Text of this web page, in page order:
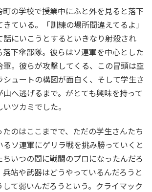
の学校で授業中にふと外を見ると落下
ている。「訓練の場所間違えてるよ」
話にいこうとするといきなり射殺され
落下傘部隊。彼らはソ連軍を中心とした
。彼らが攻撃してくる、この冒頭は空
シュートの構図が面白く、そして学生さ
へ逃げるまで。がとても興味を持って
ツカミでした。
のはここまでで、ただの学生さんたち
ソ連軍にゲリラ戦を挑み勝っていくと
ちいつの間に戦闘のプロになったんだろ
兵站や武器はどうやっているんだろうと
て弱いんだろうという。クライマック